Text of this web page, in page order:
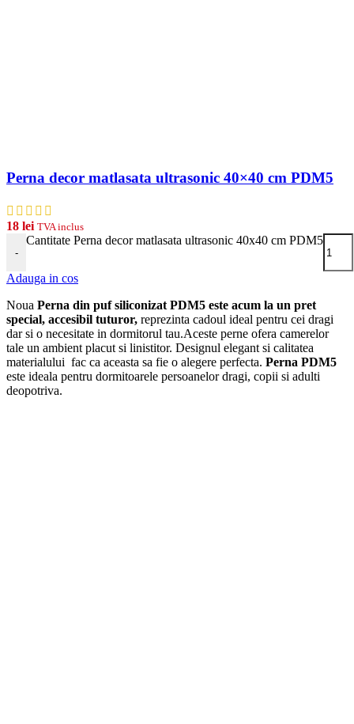
Perna decor matlasata ultrasonic 40×40 cm PDM5
18 lei TVA inclus
-
Cantitate Perna decor matlasata ultrasonic 40x40 cm PDM5
Adauga in cos
Noua Perna din puf siliconizat PDM5 este acum la un pret
special, accesibil tuturor, reprezinta cadoul ideal pentru cei dragi
dar si o necesitate in dormitorul tau.Aceste perne ofera camerelor
tale un ambient placut si linistitor. Designul elegant si calitatea
materialului fac ca aceasta sa fie o alegere perfecta. Perna PDM5
este ideala pentru dormitoarele persoanelor dragi, copii si adulti
deopotriva.